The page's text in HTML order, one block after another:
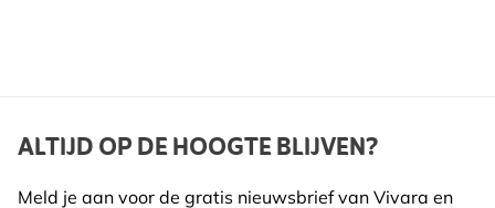
ALTIJD OP DE HOOGTE BLIJVEN?
Meld je aan voor de gratis nieuwsbrief van Vivara en